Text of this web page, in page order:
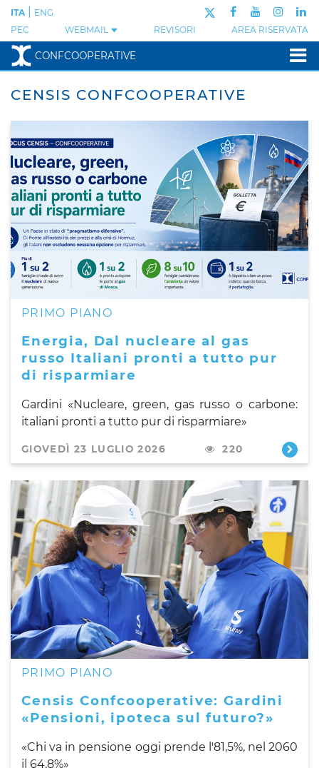
PEC WEBMAIL REVISORI AREA RISERVATA
ITA ENG
CONFCOOPERATIVE
CENSIS CONFCOOPERATIVE
PRIMO PIANO
Energia, Dal nucleare al gas
russo Italiani pronti a tutto pur
di risparmiare
Gardini «Nucleare, green, gas russo o carbone:
italiani pronti a tutto pur di risparmiare»
GIOVEDÌ 23 LUGLIO 2026 220
PRIMO PIANO
Censis Confcooperative: Gardini
«Pensioni, ipoteca sul futuro?»
«Chi va in pensione oggi prende l'81,5%, nel 2060
il 64,8%»